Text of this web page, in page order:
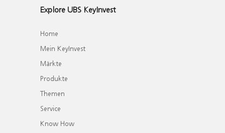
Explore UBS KeyInvest
Home
Mein KeyInvest
Märkte
Produkte
Themen
Service
Know How